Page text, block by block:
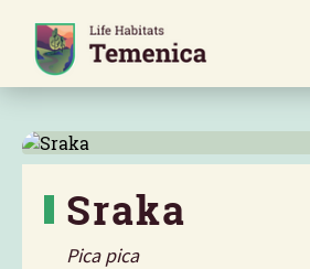
Sraka
Pica pica